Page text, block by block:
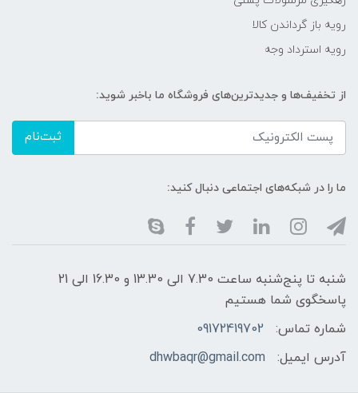
رویه باز گرداندن کالا
رویه استرداد وجه
از تخفیف‌ها و جدیدترین‌های فروشگاه ما باخبر شوید:
ثبت‌نام
ما را در شبکه‌های اجتماعی دنبال کنید:
شنبه تا پنج‌شنبه ساعت 7.30 الی 13.30 و 16.30 الی 21
پاسخگوی شما هستیم
شماره تماس:
09172419702
آدرس ایمیل:
dhwbaqr@gmail.com